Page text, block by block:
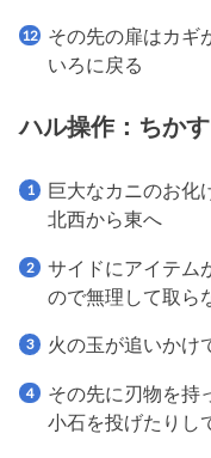
その先の扉はカギ
いろに戻る
ハル操作：ちか
巨大なカニのお化
北西から東へ
サイドにアイテム
ので無理して取ら
火の玉が追いかけ
その先に刃物を持
小石を投げたりし